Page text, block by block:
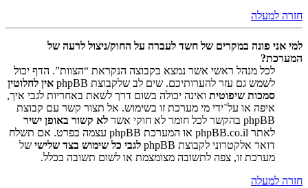
חזרה למעלה
למי אני פונה במקרים של חשד לעברה על החוק/ניצול לרעה של
המערכת?
לכל מנהל ראשי אשר נמצא בקבוצה הנקראת “הצוות”. הדף יכול
לשמש גם עזר להערותיכם. שים לב שלקבוצת phpBB
אין לחלוטין
סמכות שיפוטית ואינה יכולה בשום דרך לשאת באחריות לגבי איך,
איפה או על־ידי מי מערכת זו בשימוש. אל תצור קשר עם קבוצת
phpBB בהקשר לכל חומר לא חוקי אשר
לא קשור באופן ישיר
לאתר phpBB.co.il או המערכת phpBB עצמה בפרט. אם תשלח
דואר אלקטרוני לקבוצת phpBB
לגבי כל שימוש בצד שלישי של
מערכת זו, צפה לתשובה מצומצמת או לשום תשובה בכלל.
חזרה למעלה